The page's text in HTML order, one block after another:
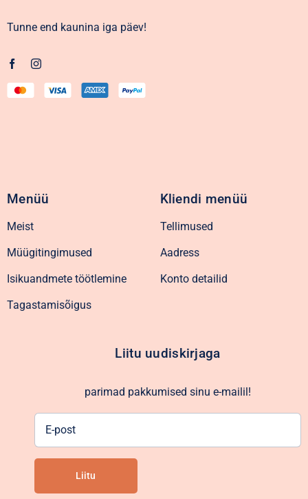
Tunne end kaunina iga päev!
Menüü
Meist
Müügitingimused
Isikuandmete töötlemine
Tagastamisõigus
Kliendi menüü
Tellimused
Aadress
Konto detailid
Liitu uudiskirjaga
parimad pakkumised sinu e-mailil!
Liitu